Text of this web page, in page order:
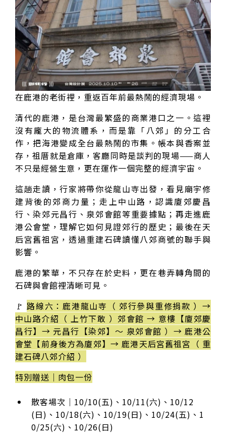
在鹿港的老街裡，重返百年前最熱鬧的經濟現場。
清代的鹿港，是台灣最繁盛的商業港口之一。這裡
沒有龐大的物流體系，而是靠「八郊」的分工合
作，把海港變成全台最熱鬧的市集。帳本與香案並
存，祖厝就是倉庫，客廳同時是談判的現場——商人
不只是經營生意，更在運作一個完整的經濟宇宙。
這趟走讀，行家將帶你從龍山寺出發，看見廟宇修
建背後的郊商力量；走上中山路，認識廈郊慶昌
行、染郊元昌行、泉郊會館等重要據點；再走進鹿
港公會堂，理解它如何見證郊行的歷史；最後在天
后宮舊祖宮，透過重建石碑讀懂八郊商號的聯手與
影響。
鹿港的繁華，不只存在於史料，更在巷弄轉角間的
石碑與會館裡清晰可見。
🚩路線六：鹿港龍山寺（ 郊行參與重修捐款 ）→
中山路介紹（ 上竹下敢 ）郊會館 → 意樓【廈郊慶
昌行】→ 元昌行【染郊】～ 泉郊會館 ）→ 鹿港公
會堂【前身後方為廈郊】→ 鹿港天后宮舊祖宮（ 重
建石碑八郊介紹 ）
特別贈送｜肉包一份
散客場次｜10/10(五)、10/11(六)、10/12
(日)、10/18(六)、10/19(日)、10/24(五)、1
0/25(六)、10/26(日)